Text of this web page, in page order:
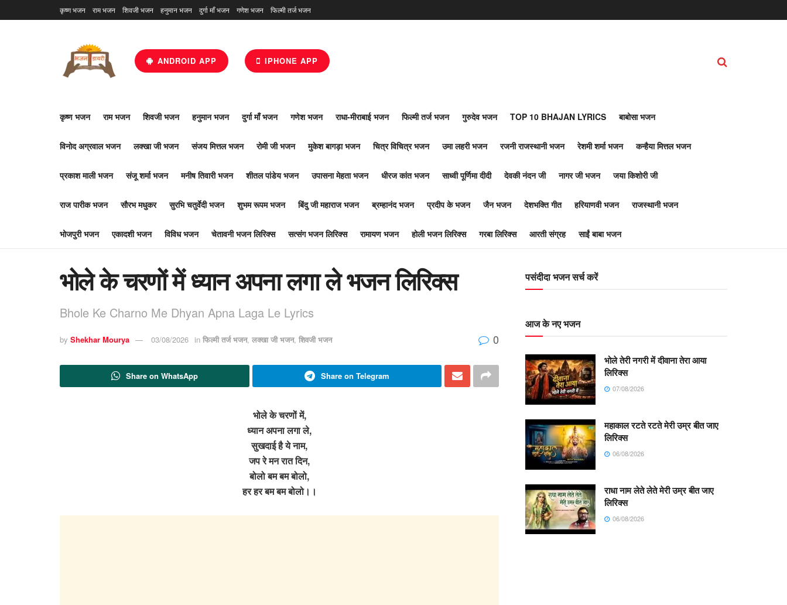
कृष्ण भजन राम भजन शिवजी भजन हनुमान भजन दुर्गा माँ भजन गणेश भजन फिल्मी तर्ज भजन
ANDROID APP IPHONE APP
कृष्ण भजन राम भजन शिवजी भजन हनुमान भजन दुर्गा माँ भजन गणेश भजन राधा-मीराबाई भजन फिल्मी तर्ज भजन गुरुदेव भजन TOP 10 BHAJAN LYRICS बाबोसा भजन
विनोद अग्रवाल भजन लक्खा जी भजन संजय मित्तल भजन रोमी जी भजन मुकेश बागड़ा भजन चित्र विचित्र भजन उमा लहरी भजन रजनी राजस्थानी भजन रेशमी शर्मा भजन कन्हैया मित्तल भजन
प्रकाश माली भजन संजू शर्मा भजन मनीष तिवारी भजन शीतल पांडेय भजन उपासना मेहता भजन धीरज कांत भजन साध्वी पूर्णिमा दीदी देवकी नंदन जी नागर जी भजन जया किशोरी जी
राज पारीक भजन सौरभ मधुकर सुरभि चतुर्वेदी भजन शुभम रूपम भजन बिंदु जी महाराज भजन ब्रम्हानंद भजन प्रदीप के भजन जैन भजन देशभक्ति गीत हरियाणवी भजन राजस्थानी भजन
भोजपुरी भजन एकादशी भजन विविध भजन चेतावनी भजन लिरिक्स सत्संग भजन लिरिक्स रामायण भजन होली भजन लिरिक्स गरबा लिरिक्स आरती संग्रह साईं बाबा भजन
भोले के चरणों में ध्यान अपना लगा ले भजन लिरिक्स
Bhole Ke Charno Me Dhyan Apna Laga Le Lyrics
by Shekhar Mourya 03/08/2026 in फिल्मी तर्ज भजन, लक्खा जी भजन, शिवजी भजन 0
Share on WhatsApp Share on Telegram
भोले के चरणों में,
ध्यान अपना लगा ले,
सुखदाई है ये नाम,
जप रे मन रात दिन,
बोलो बम बम बोलो,
हर हर बम बम बोलो।।
पसंदीदा भजन सर्च करें
आज के नए भजन
भोले तेरी नगरी में दीवाना तेरा आया
लिरिक्स
07/08/2026
महाकाल रटते रटते मेरी उम्र बीत जाए
लिरिक्स
06/08/2026
राधा नाम लेते लेते मेरी उम्र बीत जाए
लिरिक्स
06/08/2026